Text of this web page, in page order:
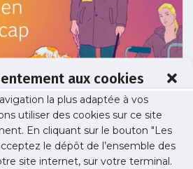
aux cookies
la plus adaptée à vos
utiliser des cookies sur ce site
En cliquant sur le bouton "Les
le dépôt de l’ensemble des
site internet, sur votre terminal.